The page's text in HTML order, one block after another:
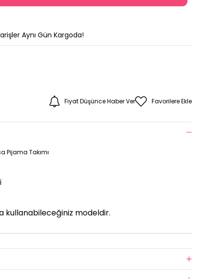
Aynı Gün Kargoda!
Favorilere Ekle
Fiyat Düşünce Haber Ver
Pijama Takımı
kullanabileceğiniz modeldir.